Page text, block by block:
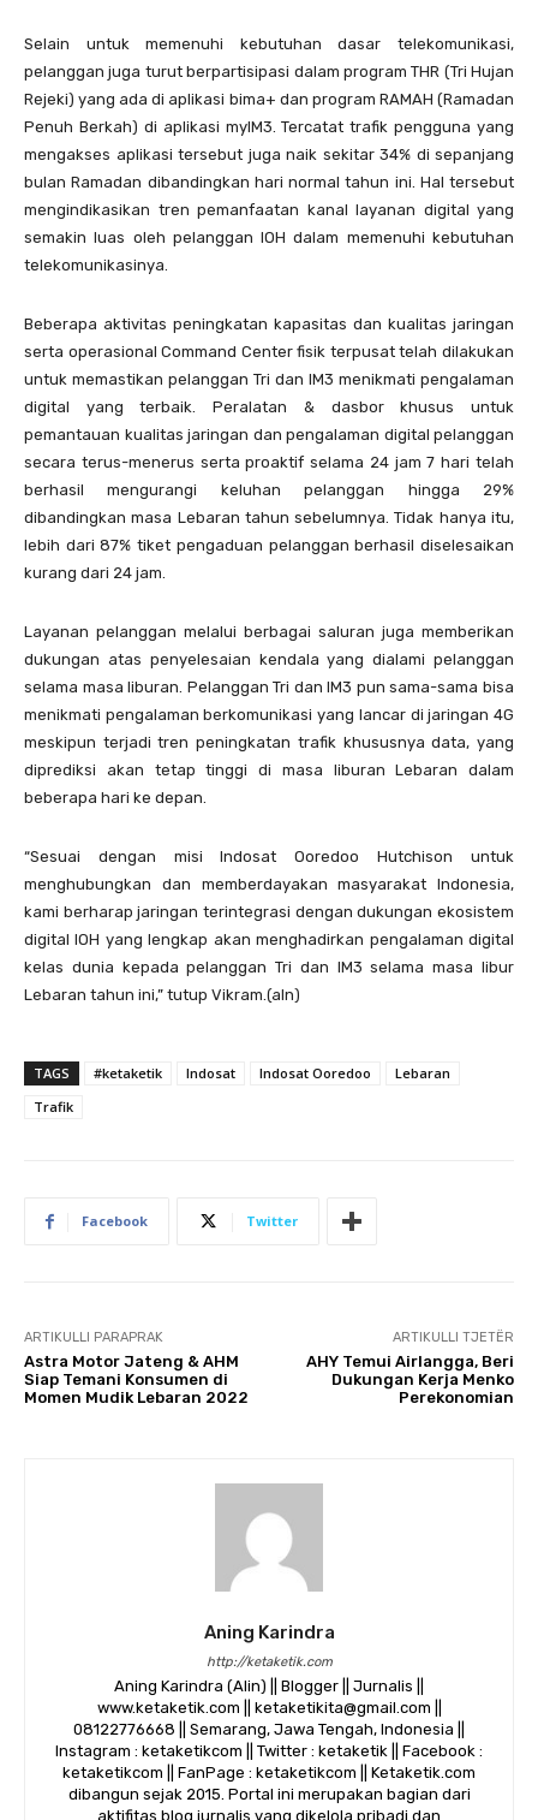
Selain untuk memenuhi kebutuhan dasar telekomunikasi,
pelanggan juga turut berpartisipasi dalam program THR (Tri Hujan
Rejeki) yang ada di aplikasi bima+ dan program RAMAH (Ramadan
Penuh Berkah) di aplikasi myIM3. Tercatat trafik pengguna yang
mengakses aplikasi tersebut juga naik sekitar 34% di sepanjang
bulan Ramadan dibandingkan hari normal tahun ini. Hal tersebut
mengindikasikan tren pemanfaatan kanal layanan digital yang
semakin luas oleh pelanggan IOH dalam memenuhi kebutuhan
telekomunikasinya.
Beberapa aktivitas peningkatan kapasitas dan kualitas jaringan
serta operasional Command Center fisik terpusat telah dilakukan
untuk memastikan pelanggan Tri dan IM3 menikmati pengalaman
digital yang terbaik. Peralatan & dasbor khusus untuk
pemantauan kualitas jaringan dan pengalaman digital pelanggan
secara terus-menerus serta proaktif selama 24 jam 7 hari telah
berhasil mengurangi keluhan pelanggan hingga 29%
dibandingkan masa Lebaran tahun sebelumnya. Tidak hanya itu,
lebih dari 87% tiket pengaduan pelanggan berhasil diselesaikan
kurang dari 24 jam.
Layanan pelanggan melalui berbagai saluran juga memberikan
dukungan atas penyelesaian kendala yang dialami pelanggan
selama masa liburan. Pelanggan Tri dan IM3 pun sama-sama bisa
menikmati pengalaman berkomunikasi yang lancar di jaringan 4G
meskipun terjadi tren peningkatan trafik khususnya data, yang
diprediksi akan tetap tinggi di masa liburan Lebaran dalam
beberapa hari ke depan.
“Sesuai dengan misi Indosat Ooredoo Hutchison untuk
menghubungkan dan memberdayakan masyarakat Indonesia,
kami berharap jaringan terintegrasi dengan dukungan ekosistem
digital IOH yang lengkap akan menghadirkan pengalaman digital
kelas dunia kepada pelanggan Tri dan IM3 selama masa libur
Lebaran tahun ini,” tutup Vikram.(aln)
TAGS #ketaketik Indosat Indosat Ooredoo
Lebaran
Trafik
Facebook Twitter
ARTIKULLI PARAPRAK
Astra Motor Jateng & AHM
Siap Temani Konsumen di
Momen Mudik Lebaran 2022
ARTIKULLI TJETËR
AHY Temui Airlangga, Beri
Dukungan Kerja Menko
Perekonomian
Aning Karindra
http://ketaketik.com
Aning Karindra (Alin) || Blogger || Jurnalis ||
www.ketaketik.com || ketaketikita@gmail.com ||
08122776668 || Semarang, Jawa Tengah, Indonesia ||
Instagram : ketaketikcom || Twitter : ketaketik || Facebook :
ketaketikcom || FanPage : ketaketikcom || Ketaketik.com
dibangun sejak 2015. Portal ini merupakan bagian dari
aktifitas blog jurnalis yang dikelola pribadi dan